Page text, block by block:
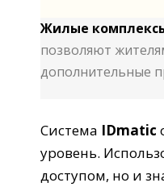
Жилые
позволяют
дополнительные
Система IDmatic
уровень.
доступом, но и